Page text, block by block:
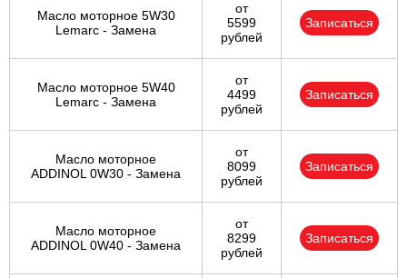
Масло моторное 5W30
Lemarc - Замена
от
5599
рублей
Записаться
Масло моторное 5W40
Lemarc - Замена
от
4499
рублей
Записаться
Масло моторное
ADDINOL 0W30 - Замена
от
8099
рублей
Записаться
Масло моторное
ADDINOL 0W40 - Замена
от
8299
рублей
Записаться